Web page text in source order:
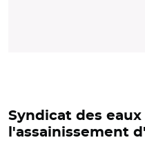
Syndicat des
l'assainissement